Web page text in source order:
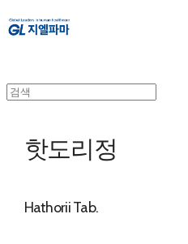
핫도리정
Hathorii Tab.